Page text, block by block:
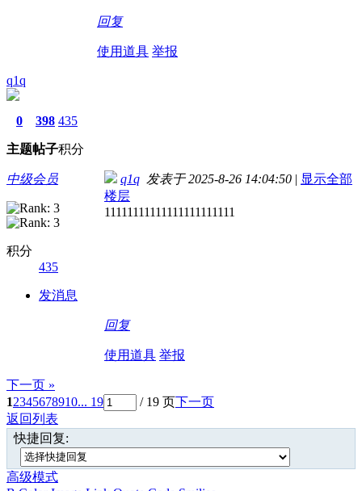
回复
使用道具 举报
q1q
0
主题
398
帖子
435
积分
中级会员
积分
435
发消息
q1q 发表于 2025-8-26 14:04:50 | 显示全部
楼层
11111111111111111111111
回复
使用道具 举报
下一页 »
12345678910... 19 / 19 页下一页
返回列表
快捷回复:
高级模式